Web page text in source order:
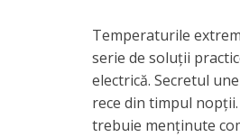
​Temperaturile
serie de soluții
electrică. Secretul
rece din timpul
trebuie menținute